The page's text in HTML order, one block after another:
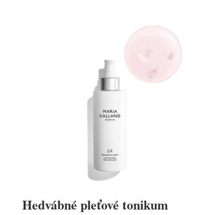
Hedvábné pleťové tonikum